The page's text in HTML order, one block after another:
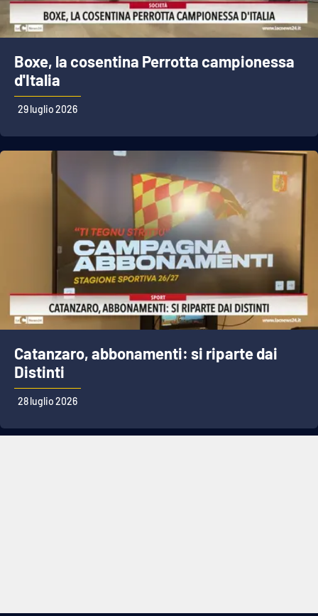
Boxe, la cosentina Perrotta campionessa
d'Italia
29 luglio 2026
Catanzaro, abbonamenti: si riparte dai
Distinti
28 luglio 2026